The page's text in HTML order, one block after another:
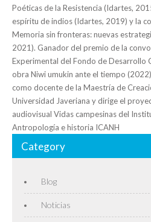
Poéticas de la Resistencia (Idartes,
espíritu de indios (Idartes, 2019) y la
Memoria sin fronteras: nuevas
2021). Ganador del premio de la
Experimental del Fondo de Desarrollo
obra Niwi umukin ante el tiempo
como docente de la Maestría de
Universidad Javeriana y dirige el
audiovisual Vidas campesinas del
Antropología e historia ICANH
Category
Blog
Noticias